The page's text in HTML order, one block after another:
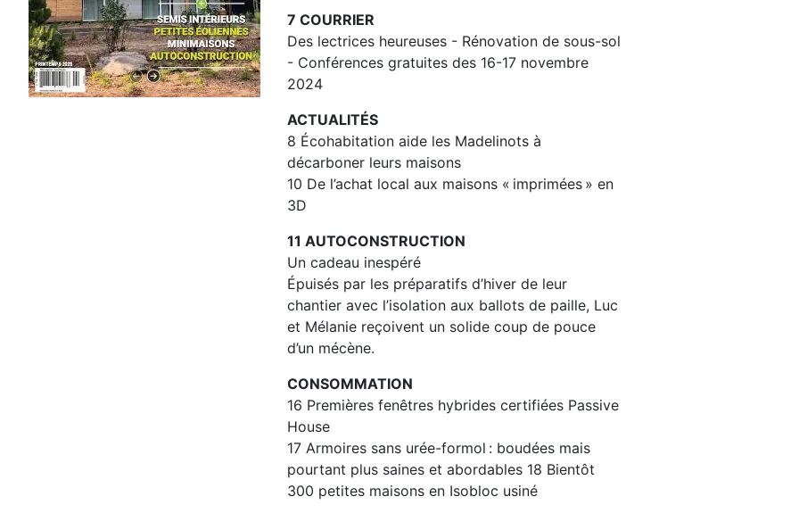
7 COURRIER
Des lectrices heureuses - Rénovation de sous-sol
- Conférences gratuites des 16-17 novembre
2024
ACTUALITÉS
8 Écohabitation aide les Madelinots à
décarboner leurs maisons
10 De l’achat local aux maisons « imprimées » en
3D
11 AUTOCONSTRUCTION
Un cadeau inespéré
Épuisés par les préparatifs d’hiver de leur
chantier avec l’isolation aux ballots de paille, Luc
et Mélanie reçoivent un solide coup de pouce
d’un mécène.
CONSOMMATION
16 Premières fenêtres hybrides certifiées Passive
House
17 Armoires sans urée-formol : boudées mais
pourtant plus saines et abordables 18 Bientôt
300 petites maisons en Isobloc usiné